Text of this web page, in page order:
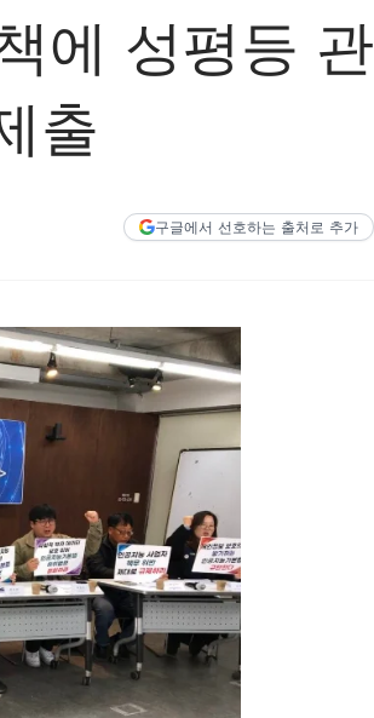
에 성평등 관
출
구글에서 선호하는 출처로 추가